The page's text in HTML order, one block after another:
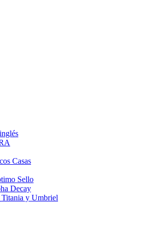
Casas
Sello
Decay
Titania y Umbriel